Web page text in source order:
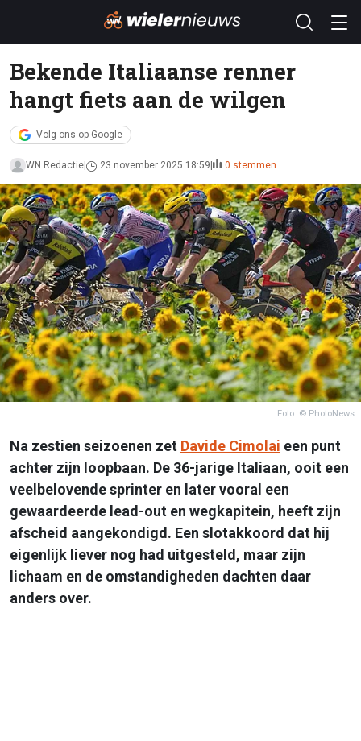
Bekende Italiaanse renner
hangt fiets aan de wilgen
Volg ons op Google
WN Redactie 23 november 2025 18:59 0 stemmen
Foto: © PhotoNews
Na zestien seizoenen zet Davide Cimolai een punt
achter zijn loopbaan. De 36-jarige Italiaan, ooit een
veelbelovende sprinter en later vooral een
gewaardeerde lead-out en wegkapitein, heeft zijn
afscheid aangekondigd. Een slotakkoord dat hij
eigenlijk liever nog had uitgesteld, maar zijn
lichaam en de omstandigheden dachten daar
anders over.